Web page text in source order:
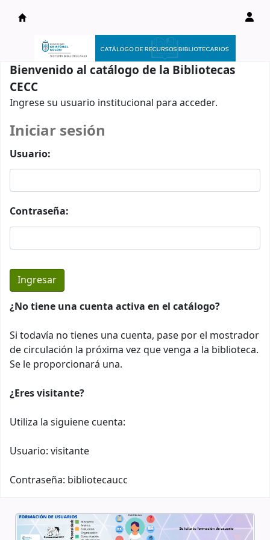
Catálogo en línea
Bienvenido al catálogo de la Bibliotecas
CECC
Ingrese su usuario institucional para acceder.
Iniciar sesión
Usuario:
Contraseña:
¿No tiene una cuenta activa en el catálogo?
Si todavía no tienes una cuenta, pase por el mostrador
de circulación la próxima vez que venga a la biblioteca.
Se le proporcionará una.
¿Eres visitante?
Utiliza la siguiene cuenta:
Usuario: visitante
Contraseña: bibliotecaucc